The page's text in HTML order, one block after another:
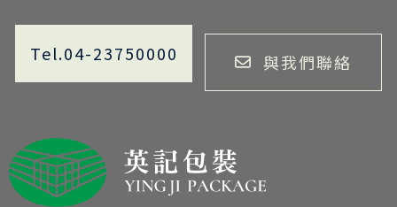
Tel.04-23750000 與我們聯絡